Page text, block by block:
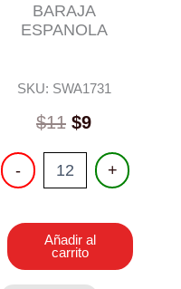
BARAJA
ESPANOLA
SKU: SWA1731
$11 $9
-
BARAJA
ESPANOLA
+
Añadir al
carrito